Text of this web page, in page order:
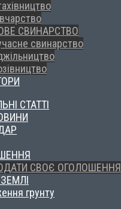
СВИНАРСТВО
свинарство
СТАТТІ
СВОЄ ОГОЛОШЕННЯ
грунту